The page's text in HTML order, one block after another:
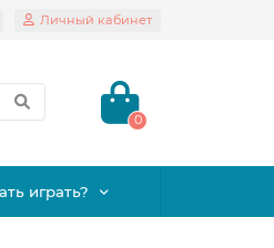
Личный кабинет
0
играть?